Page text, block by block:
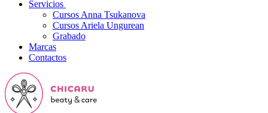
Servicios
Cursos Anna Tsukanova
Cursos Ariela Ungurean
Grabado
Marcas
Contactos